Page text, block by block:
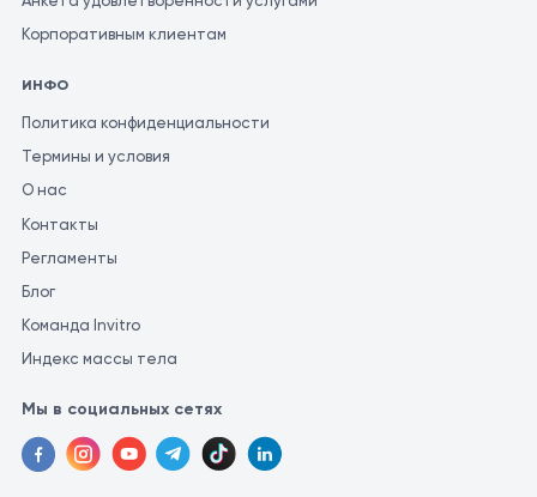
Корпоративным клиентам
ИНФО
Политика конфиденциальности
Термины и условия
О нас
Контакты
Регламенты
Блог
Команда Invitro
Индекс массы тела
Мы в социальных сетях